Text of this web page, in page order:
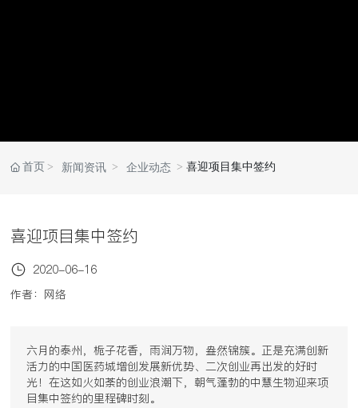
首页 新闻资讯 企业动态 喜迎项目集中签约
喜迎项目集中签约
2020-06-16
作者：网络
六月的泰州，栀子花香，雨润万物，盎然锦簇。正是充满创新
活力的中国医药城增创发展新优势、二次创业再出发的好时
光！在这如火如荼的创业浪潮下，朝气蓬勃的中慧生物迎来项
目集中签约的里程碑时刻。